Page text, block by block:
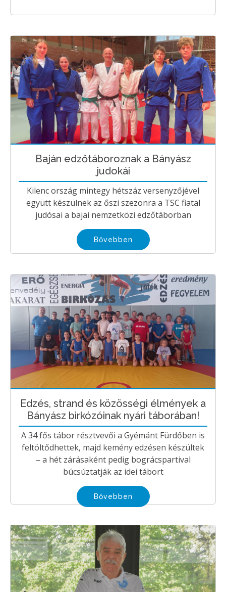
Baján edzőtáboroznak a Bányász
judokái
Kilenc ország mintegy hétszáz versenyzőjével
együtt készülnek az őszi szezonra a TSC fiatal
judósai a bajai nemzetközi edzőtáborban
Bővebben
Edzés, strand és közösségi élmények a
Bányász birkózóinak nyári táborában!
A 34 fős tábor résztvevői a Gyémánt Fürdőben is
feltöltődhettek, majd kemény edzésen készültek
– a hét zárásaként pedig bográcspartival
búcsúztatják az idei tábort
Bővebben